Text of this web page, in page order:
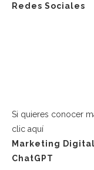
Redes Sociales
Si quieres conocer
clic aquí
Marketing
ChatGPT